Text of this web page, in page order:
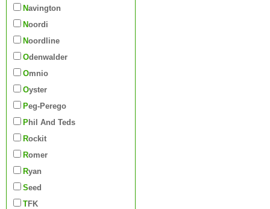
Navington
Noordi
Noordline
Odenwalder
Omnio
Oyster
Peg-Perego
Phil And Teds
Rockit
Romer
Ryan
Seed
TFK